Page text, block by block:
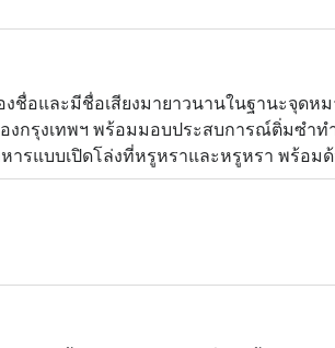
งชื่อและมีชื่อเสียงมายาวนานในฐานะจุดห
งกรุงเทพฯ พร้อมมอบประสบการณ์ติ่มซำ
รแบบเปิดโล่งที่หรูหราและหรูหรา พร้อม
10 ห้อง ซึ่งให้บริการอาหารกลางวันและ
ย์
างสูงในหมู่นักชิมอาหารของกรุงเทพฯ ยึด
พิเศษต่างๆ ทางร้านใช้เฉพาะวัตถุดิบตาม
งแต่งตามความชอบของแขกทุกท่าน